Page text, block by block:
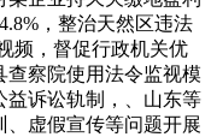
，整治天然区违法
频，督促行政机关优
察院使用法令监视模
益诉讼轨制，、山东等
虚假宣传等问题开展